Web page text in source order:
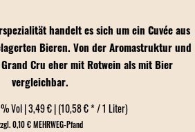
handelt es sich um ein Cuvée aus
Bieren. Von der Aromastruktur und
Cru eher mit Rotwein als mit Bier
vergleichbar.
Vol | 3,49 € | (10,58 € * / 1 Liter)
0,10 € MEHRWEG-Pfand